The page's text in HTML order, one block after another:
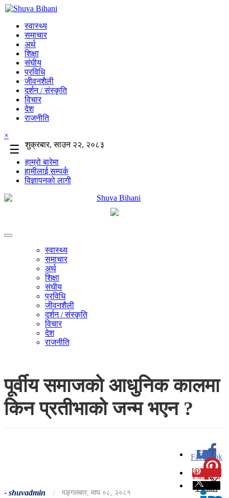
स्वास्थ्य
समाचार
अर्थ
शिक्षा
संघीय
प्रविधि
जीवनशैली
दर्शन / संस्कृति
विचार
देश
राजनीति
×
☰
शुक्रबार, साउन २२, २०८३
हाम्रो बारेमा
हामीलाई सम्पर्क
विज्ञापनको लागी
स्वास्थ्य
समाचार
अर्थ
शिक्षा
संघीय
प्रविधि
जीवनशैली
दर्शन / संस्कृति
विचार
देश
राजनीति
पूर्वीय समाजको आधुनिक कालमा
किन प्रतीभाको जन्म भएन ?
- shuvadmin / मङ्गलबार, माघ ०८, २०८१
Facebook
0
Pinterest
Twitter